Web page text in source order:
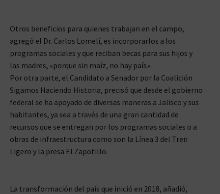
Otros beneficios para quienes trabajan en el campo,
agregó el Dr. Carlos Lomelí, es incorporarlos a los
programas sociales y que reciban becas para sus hijos y
las madres, «porque sin maíz, no hay país».
Por otra parte, el Candidato a Senador por la Coalición
Sigamos Haciendo Historia, precisó que desde el gobierno
federal se ha apoyado de diversas maneras a Jalisco y sus
habitantes, ya sea a través de una gran cantidad de
recursos que se entregan por los programas sociales o a
obras de infraestructura como son la Línea 3 del Tren
Ligero y la presa El Zapotillo.
La transformación del país que inició en 2018, añadió,